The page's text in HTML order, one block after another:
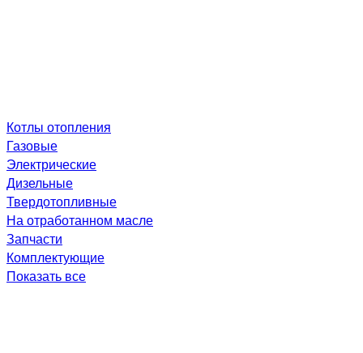
Котлы отопления
Газовые
Электрические
Дизельные
Твердотопливные
На отработанном масле
Запчасти
Комплектующие
Показать все